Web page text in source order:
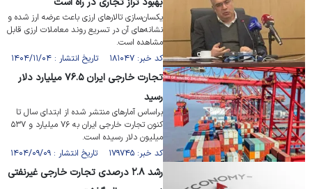
یکسان‌سازی تالار‌های ارزی باعث عرضه ارز شده و
نشانه‌های آن در تسریع روند معاملات ارزی قابل
مشاهده است.
کد خبر: ۱۸۱۰۴۷ تاریخ انتشار : ۱۴۰۴/۱۱/۰۴
تجارت خارجی ایران ۷۶.۵ میلیارد دلار
رسید
براساس آمار‌های منتشر شده از ابتدای سال تا
کنون تجارت خارجی ایران به ۷۶ میلیارد و ۵۳۷
میلیون دلار رسیده است.
کد خبر: ۱۷۹۷۴۵ تاریخ انتشار : ۱۴۰۴/۰۹/۰۹
رشد ۲.۸ درصدی تجارت خارجی غیرنفتی